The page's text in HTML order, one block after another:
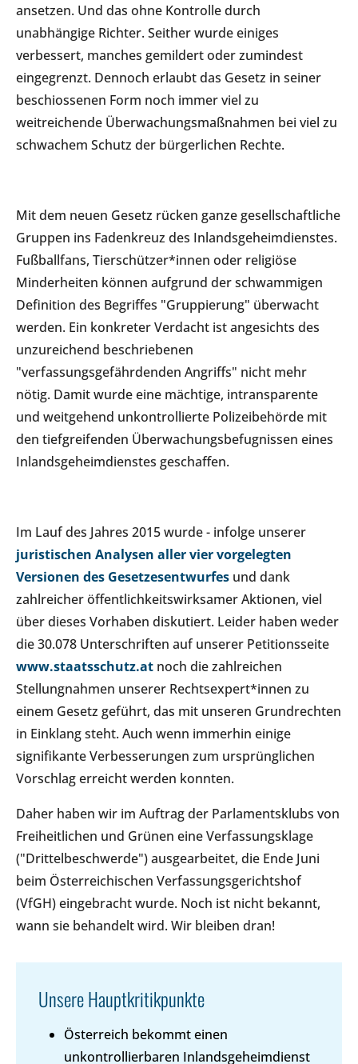
ansetzen. Und das ohne Kontrolle durch
unabhängige Richter. Seither wurde einiges
verbessert, manches gemildert oder zumindest
eingegrenzt. Dennoch erlaubt das Gesetz in seiner
beschiossenen Form noch immer viel zu
weitreichende Überwachungsmaßnahmen bei viel zu
schwachem Schutz der bürgerlichen Rechte.
Mit dem neuen Gesetz rücken ganze gesellschaftliche
Gruppen ins Fadenkreuz des Inlandsgeheimdienstes.
Fußballfans, Tierschützer*innen oder religiöse
Minderheiten können aufgrund der schwammigen
Definition des Begriffes "Gruppierung" überwacht
werden. Ein konkreter Verdacht ist angesichts des
unzureichend beschriebenen
"verfassungsgefährdenden Angriffs" nicht mehr
nötig. Damit wurde eine mächtige, intransparente
und weitgehend unkontrollierte Polizeibehörde mit
den tiefgreifenden Überwachungsbefugnissen eines
Inlandsgeheimdienstes geschaffen.
Im Lauf des Jahres 2015 wurde - infolge unserer
juristischen Analysen aller vier vorgelegten
Versionen des Gesetzesentwurfes und dank
zahlreicher öffentlichkeitswirksamer Aktionen, viel
über dieses Vorhaben diskutiert. Leider haben weder
die 30.078 Unterschriften auf unserer Petitionsseite
www.staatsschutz.at noch die zahlreichen
Stellungnahmen unserer Rechtsexpert*innen zu
einem Gesetz geführt, das mit unseren Grundrechten
in Einklang steht. Auch wenn immerhin einige
signifikante Verbesserungen zum ursprünglichen
Vorschlag erreicht werden konnten.
Daher haben wir im Auftrag der Parlamentsklubs von
Freiheitlichen und Grünen eine Verfassungsklage
("Drittelbeschwerde") ausgearbeitet, die Ende Juni
beim Österreichischen Verfassungsgerichtshof
(VfGH) eingebracht wurde. Noch ist nicht bekannt,
wann sie behandelt wird. Wir bleiben dran!
Unsere Hauptkritikpunkte
Österreich bekommt einen
unkontrollierbaren Inlandsgeheimdienst